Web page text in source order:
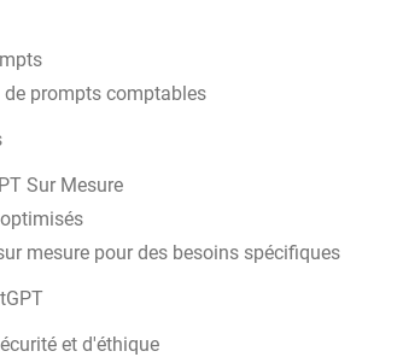
prompts comptables
Sur Mesure
mesure pour des besoins spécifiques
et d'éthique